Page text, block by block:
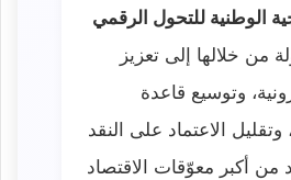
الوطنية للتحول الرقمي
من خلالها إلى تعزيز
وتوسيع قاعدة
الاعتماد على النقد
من أكبر معوّقات الاقتصاد